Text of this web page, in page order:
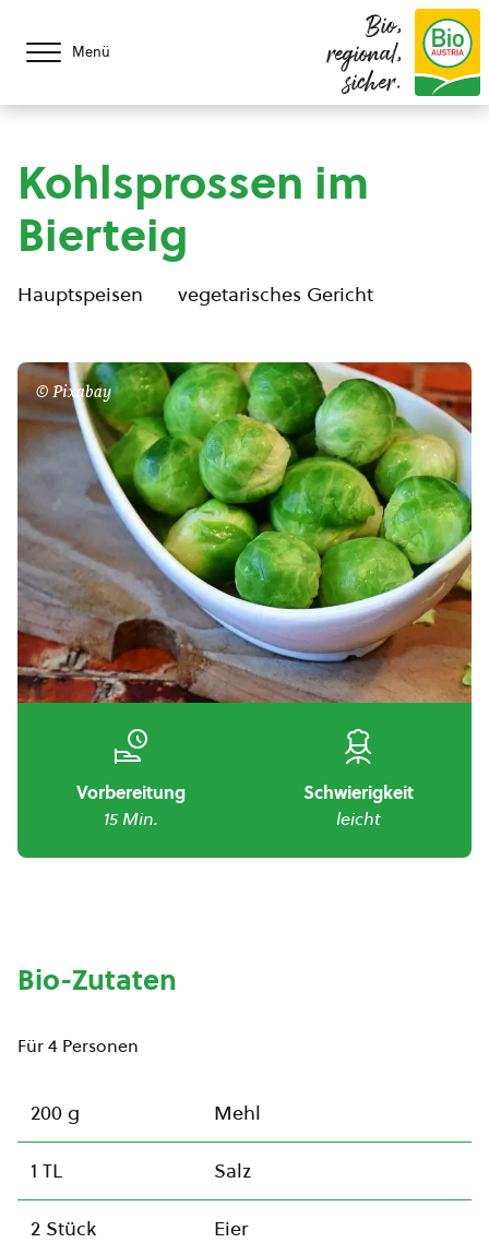
Menü
Bio,
regional,
sicher.
Kohlsprossen im
Bierteig
Hauptspeisen vegetarisches Gericht
© Pixabay
Vorbereitung
15 Min.
Schwierigkeit
leicht
Bio-Zutaten
Für 4 Personen
200 g Mehl
1 TL Salz
2 Stück Eier